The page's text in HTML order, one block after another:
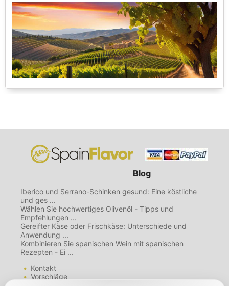
Blog
Iberico und Serrano-Schinken gesund: Eine köstliche
und ges ...
Wählen Sie hochwertiges Olivenöl - Tipps und
Empfehlungen ...
Gereifter Käse oder Frischkäse: Unterschiede und
Anwendung ...
Kombinieren Sie spanischen Wein mit spanischen
Rezepten - Ei ...
Kontakt
Vorschläge